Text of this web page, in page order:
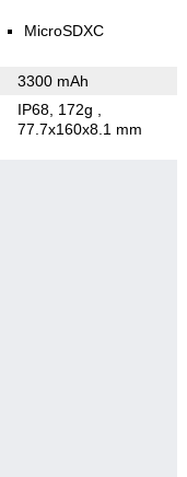
MicroSDXC
3300 mAh
IP68, 172g
77.7x160x8.1 mm